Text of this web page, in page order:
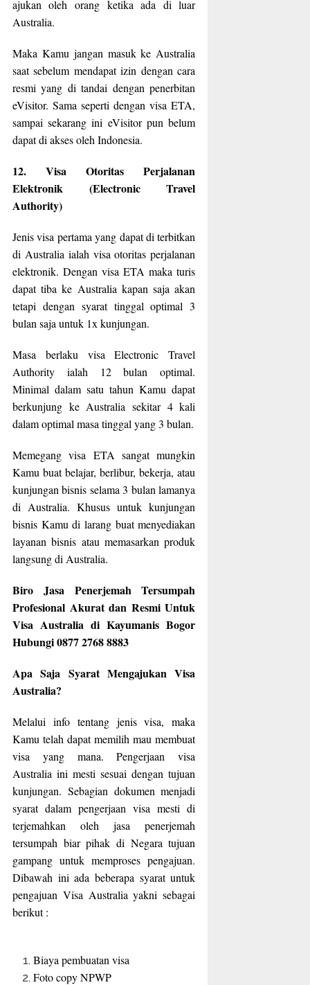
ajukan oleh orang ketika ada di luar
Australia.
Maka Kamu jangan masuk ke Australia
saat sebelum mendapat izin dengan cara
resmi yang di tandai dengan penerbitan
eVisitor. Sama seperti dengan visa ETA,
sampai sekarang ini eVisitor pun belum
dapat di akses oleh Indonesia.
12. Visa Otoritas Perjalanan
Elektronik (Electronic Travel
Authority)
Jenis visa pertama yang dapat di terbitkan
di Australia ialah visa otoritas perjalanan
elektronik. Dengan visa ETA maka turis
dapat tiba ke Australia kapan saja akan
tetapi dengan syarat tinggal optimal 3
bulan saja untuk 1x kunjungan.
Masa berlaku visa Electronic Travel
Authority ialah 12 bulan optimal.
Minimal dalam satu tahun Kamu dapat
berkunjung ke Australia sekitar 4 kali
dalam optimal masa tinggal yang 3 bulan.
Memegang visa ETA sangat mungkin
Kamu buat belajar, berlibur, bekerja, atau
kunjungan bisnis selama 3 bulan lamanya
di Australia. Khusus untuk kunjungan
bisnis Kamu di larang buat menyediakan
layanan bisnis atau memasarkan produk
langsung di Australia.
Biro Jasa Penerjemah Tersumpah
Profesional Akurat dan Resmi Untuk
Visa Australia di Kayumanis Bogor
Hubungi 0877 2768 8883
Apa Saja Syarat Mengajukan Visa
Australia?
Melalui info tentang jenis visa, maka
Kamu telah dapat memilih mau membuat
visa yang mana. Pengerjaan visa
Australia ini mesti sesuai dengan tujuan
kunjungan. Sebagian dokumen menjadi
syarat dalam pengerjaan visa mesti di
terjemahkan oleh jasa penerjemah
tersumpah biar pihak di Negara tujuan
gampang untuk memproses pengajuan.
Dibawah ini ada beberapa syarat untuk
pengajuan Visa Australia yakni sebagai
berikut :
Biaya pembuatan visa
Foto copy NPWP